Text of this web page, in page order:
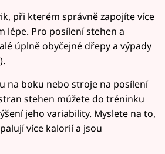
při kterém správně zapojíte více
lépe. Pro posílení stehen a
úplně obyčejné dřepy a výpady
na boku nebo stroje na posílení
stehen můžete do tréninku
jeho variability. Myslete na to,
více kalorií a jsou